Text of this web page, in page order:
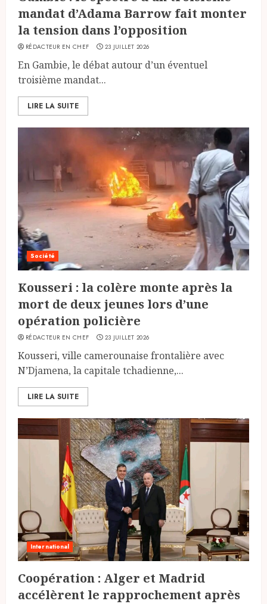
mandat d’Adama Barrow fait monter
la tension dans l’opposition
RÉDACTEUR EN CHEF 23 JUILLET 2026
En Gambie, le débat autour d’un éventuel
troisième mandat...
LIRE LA SUITE
Société
Kousseri : la colère monte après la
mort de deux jeunes lors d’une
opération policière
RÉDACTEUR EN CHEF 23 JUILLET 2026
Kousseri, ville camerounaise frontalière avec
N’Djamena, la capitale tchadienne,...
LIRE LA SUITE
International
Coopération : Alger et Madrid
accélèrent le rapprochement après